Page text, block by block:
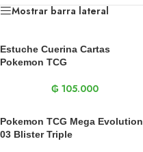
Mostrar barra lateral
Estuche Cuerina Cartas
Pokemon TCG
₲ 105.000
Pokemon TCG Mega Evolution
03 Blister Triple